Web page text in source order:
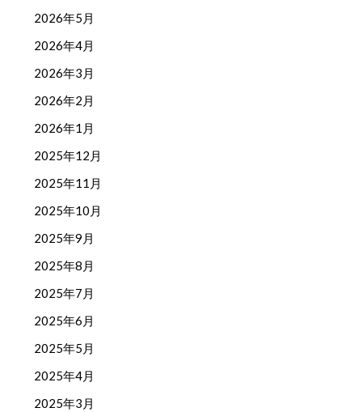
2026年5月
2026年4月
2026年3月
2026年2月
2026年1月
2025年12月
2025年11月
2025年10月
2025年9月
2025年8月
2025年7月
2025年6月
2025年5月
2025年4月
2025年3月